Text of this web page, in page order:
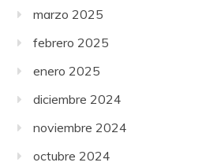
marzo 2025
febrero 2025
enero 2025
diciembre 2024
noviembre 2024
octubre 2024